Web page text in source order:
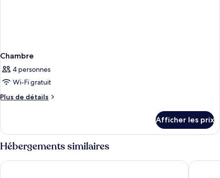
Chambre
4 personnes
Wi-Fi gratuit
Plus de détails
Plus
Chambre
Afficher les prix
Hébergements similaires
METT Hotel & Beach Resort Bodrum The